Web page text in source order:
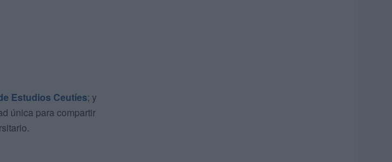
Estudios Ceutíes; y
única para compartir